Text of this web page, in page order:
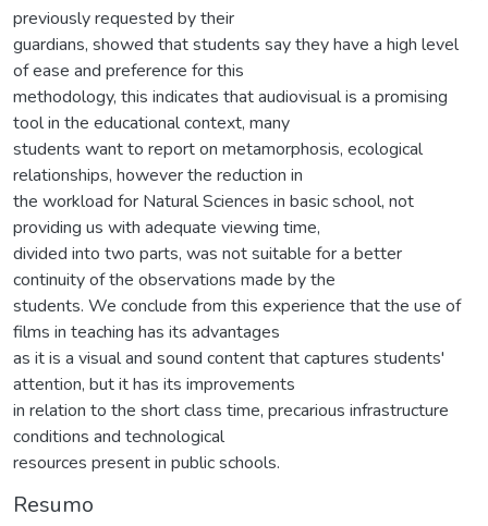
previously requested by their
guardians, showed that students say they have a high level
of ease and preference for this
methodology, this indicates that audiovisual is a promising
tool in the educational context, many
students want to report on metamorphosis, ecological
relationships, however the reduction in
the workload for Natural Sciences in basic school, not
providing us with adequate viewing time,
divided into two parts, was not suitable for a better
continuity of the observations made by the
students. We conclude from this experience that the use of
films in teaching has its advantages
as it is a visual and sound content that captures students'
attention, but it has its improvements
in relation to the short class time, precarious infrastructure
conditions and technological
resources present in public schools.
Resumo